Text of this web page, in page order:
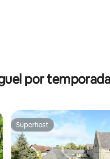
por
Superhost
Superhost